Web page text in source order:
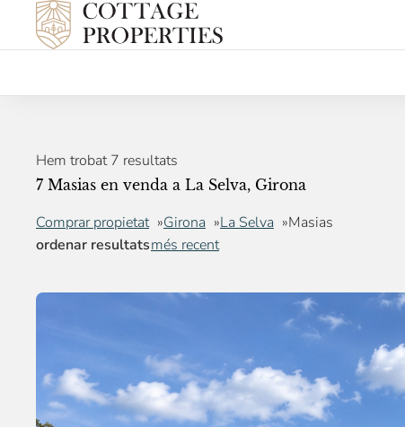
Hem trobat 7 resultats
7 Masias en venda a La Selva, Girona
Comprar propietat Girona La Selva
Masias
ordenar resultatsmés recent